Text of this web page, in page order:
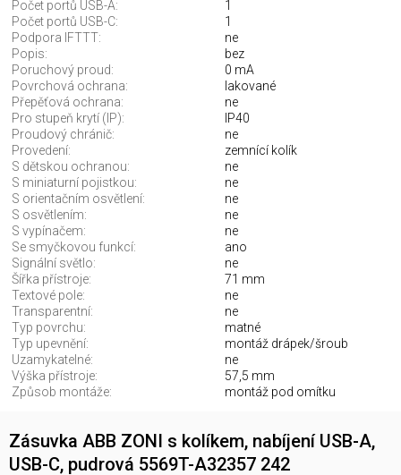
Počet portů USB-A:
1
Počet portů USB-C:
1
Podpora IFTTT:
ne
Popis:
bez
Poruchový proud:
0 mA
Povrchová ochrana:
lakované
Přepěťová ochrana:
ne
Pro stupeň krytí (IP):
IP40
Proudový chránič:
ne
Provedení:
zemnící kolík
S dětskou ochranou:
ne
S miniaturní pojistkou:
ne
S orientačním osvětlení:
ne
S osvětlením:
ne
S vypínačem:
ne
Se smyčkovou funkcí:
ano
Signální světlo:
ne
Šířka přístroje:
71 mm
Textové pole:
ne
Transparentní:
ne
Typ povrchu:
matné
Typ upevnění:
montáž drápek/šroub
Uzamykatelné:
ne
Výška přístroje:
57,5 mm
Způsob montáže:
montáž pod omítku
Zásuvka ABB ZONI s kolíkem, nabíjení USB-A,
USB-C, pudrová 5569T-A32357 242